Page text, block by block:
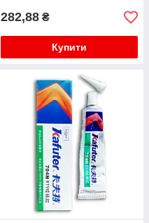
282,88 ₴
Купити